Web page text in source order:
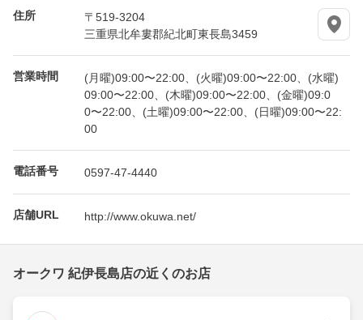
住所
〒519-3204
三重県北牟婁郡紀北町東長島3459
営業時間
(月曜)09:00〜22:00、(火曜)09:00〜22:00、(水曜)
09:00〜22:00、(木曜)09:00〜22:00、(金曜)09:0
0〜22:00、(土曜)09:00〜22:00、(日曜)09:00〜22:
00
電話番号 0597-47-4440
店舗URL http://www.okuwa.net/
オークワ 紀伊長島店の近くのお店